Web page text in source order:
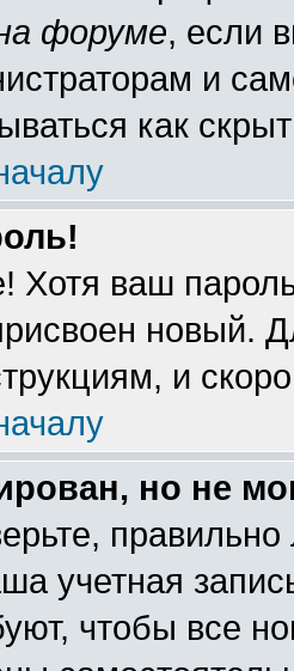
форуме, если
и
как
Хотя ваш
новый.
и
но не
учетная
чтобы все